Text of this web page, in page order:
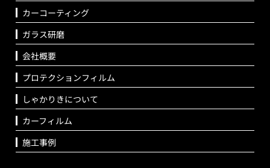
カーコーティング
ガラス研磨
会社概要
プロテクションフィルム
しゃかりきについて
カーフィルム
施工事例